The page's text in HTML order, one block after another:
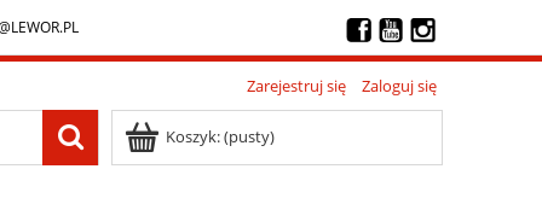
Zarejestruj się Zaloguj się
Koszyk:(pusty)